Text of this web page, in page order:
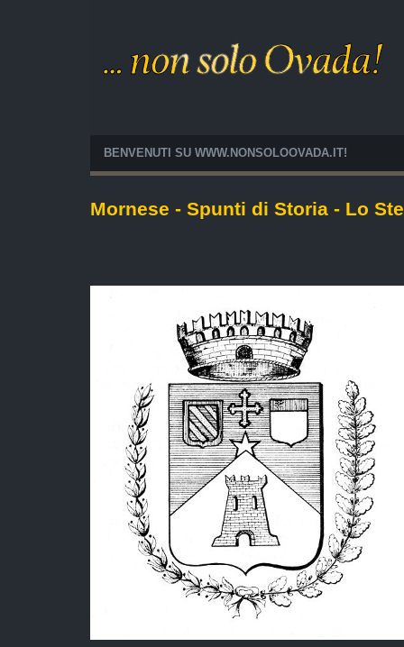
BENVENUTI SU WWW.NONSOLOOVADA.IT!
Mornese - Spunti di Storia - Lo